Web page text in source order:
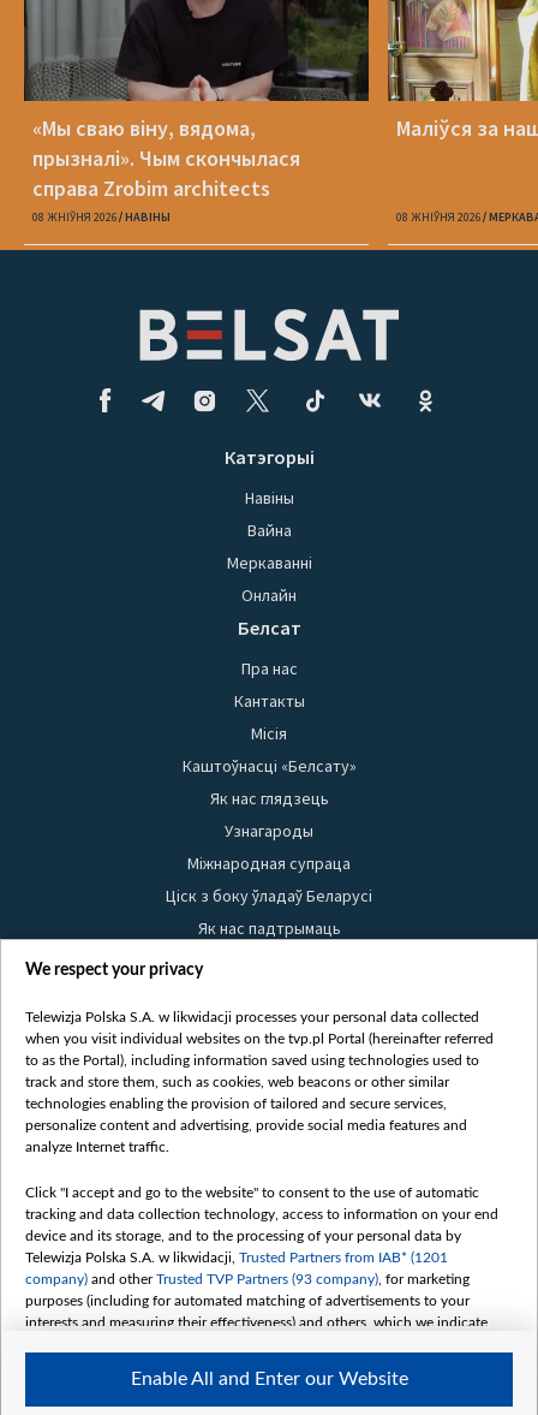
«Мы сваю віну, вядома,
прызналі». Чым скончылася
справа Zrobim architects
08 ЖНІЎНЯ 2026 НАВІНЫ
Маліўся за
08 ЖНІЎНЯ 2026
Катэгорыі
Навіны
Вайна
Меркаванні
Онлайн
Белсат
Пра нас
Кантакты
Місія
Каштоўнасці «Белсату»
Як нас глядзець
Узнагароды
Міжнародная супраца
Ціск з боку ўладаў Беларусі
Як нас падтрымаць
Правілы выкарыстання матэрыялаў
Бяспека
Youtube
Белсат news
Белсат Shorts
Жэстачайшы мульт
Belsat English
Biełsat PL
Белсат Now
Белсат History
Белсат Music
Белсат Doc
We respect your privacy
Telewizja Polska S.A. w likwidacji processes your personal data collected
when you visit individual websites on the tvp.pl Portal (hereinafter referred
to as the Portal), including information saved using technologies used to
track and store them, such as cookies, web beacons or other similar
technologies enabling the provision of tailored and secure services,
personalize content and advertising, provide social media features and
analyze Internet traffic.
Click "I accept and go to the website" to consent to the use of automatic
tracking and data collection technology, access to information on your end
device and its storage, and to the processing of your personal data by
Telewizja Polska S.A. w likwidacji, Trusted Partners from IAB* (1201
company) and otherTrusted TVP Partners (93 company) , for marketing
purposes (including for automated matching of advertisements to your
interests and measuring their effectiveness) and others, which we indicate
The purposes of processing your data by TVP S.A. w likwidacji are as
follows:
Enable All and Enter our Website